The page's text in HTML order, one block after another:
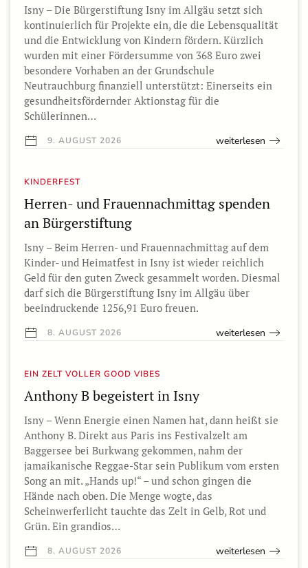
Isny – Die Bürgerstiftung Isny im Allgäu setzt sich
kontinuierlich für Projekte ein, die die Lebensqualität
und die Entwicklung von Kindern fördern. Kürzlich
wurden mit einer Fördersumme von 368 Euro zwei
besondere Vorhaben an der Grundschule
Neutrauchburg finanziell unterstützt: Einerseits ein
gesundheitsfördernder Aktionstag für die
Schülerinnen…
9. AUGUST 2026 weiterlesen
KINDERFEST
Herren- und Frauennachmittag spenden
an Bürgerstiftung
Isny – Beim Herren- und Frauennachmittag auf dem
Kinder- und Heimatfest in Isny ist wieder reichlich
Geld für den guten Zweck gesammelt worden. Diesmal
darf sich die Bürgerstiftung Isny im Allgäu über
beeindruckende 1256,91 Euro freuen.
8. AUGUST 2026 weiterlesen
EIN ZELT VOLLER GOOD VIBES
Anthony B begeistert in Isny
Isny – Wenn Energie einen Namen hat, dann heißt sie
Anthony B. Direkt aus Paris ins Festivalzelt am
Baggersee bei Burkwang gekommen, nahm der
jamaikanische Reggae-Star sein Publikum vom ersten
Song an mit. „Hands up!“ – und schon gingen die
Hände nach oben. Die Menge wogte, das
Scheinwerferlicht tauchte das Zelt in Gelb, Rot und
Grün. Ein grandios…
8. AUGUST 2026 weiterlesen